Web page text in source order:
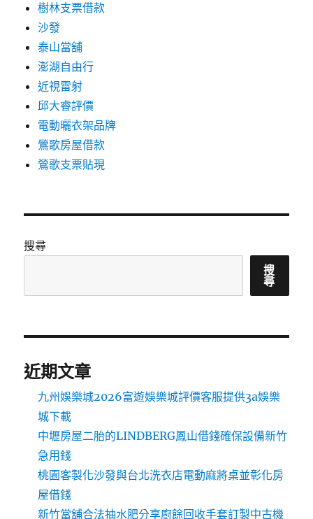
樹林支票借款
沙發
泰山當舖
澎湖自由行
近視雷射
邱大睿評價
電動曬衣架品牌
鶯歌房屋借款
鶯歌支票貼現
搜尋
搜
尋
近期文章
九州娛樂城2026富遊娛樂城評價客服提供3a娛樂
城下載
中壢房屋二胎的LINDBERG鳳山借錢確保設備新竹
急用錢
桃園客製化沙發與台北洗衣店電動麻將桌並彰化房
屋借錢
新竹當舖合法抽水肥分享廚餘回收手套訂製中古機